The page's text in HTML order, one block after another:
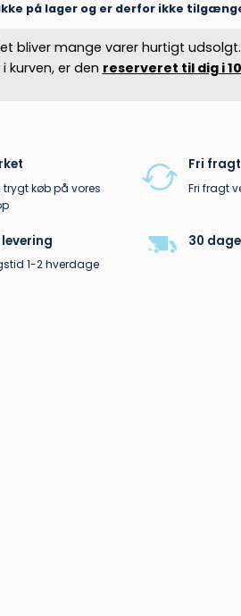
på lager og er derfor ikke
bliver mange varer hurtigt
kurven, er den reserveret til dig i
trygt køb på vores
Fri fragt
Fri fragt
1-2 hverdage
30